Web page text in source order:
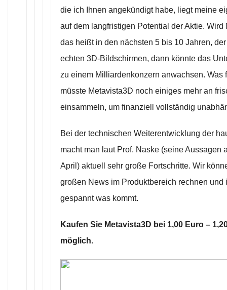
die ich Ihnen angekündigt habe, liegt meine
auf dem langfristigen Potential der Aktie.
das heißt in den nächsten 5 bis 10 Jahren,
echten 3D-Bildschirmen, dann könnte das
zu einem Milliardenkonzern anwachsen. Was
müsste Metavista3D noch einiges mehr an
einsammeln, um finanziell vollständig
Bei der technischen Weiterentwicklung der
macht man laut Prof. Naske (seine Aussagen
April) aktuell sehr große Fortschritte. Wir
großen News im Produktbereich rechnen und
gespannt was kommt.
Kaufen Sie Metavista3D bei 1,00 Euro –
möglich.